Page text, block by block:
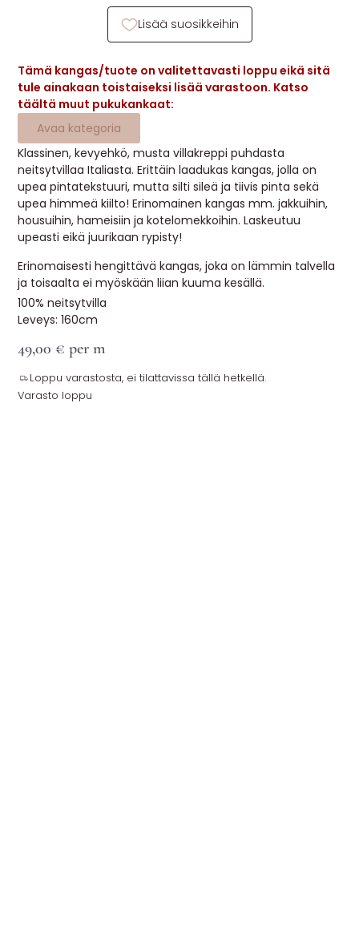
OHJEITA
USEIN KYSYTTYÄ
OTA YHTEYTTÄ
Tämä kangas/tuote on valitettavasti loppu eikä sitä
tule ainakaan toistaiseksi lisää varastoon. Katso
täältä muut pukukankaat:
Avaa kategoria
Klassinen, kevyehkö, musta villakreppi puhdasta
neitsytvillaa Italiasta. Erittäin laadukas kangas, jolla on
upea pintatekstuuri, mutta silti sileä ja tiivis pinta sekä
upea himmeä kiilto! Erinomainen kangas mm. jakkuihin,
housuihin, hameisiin ja kotelomekkoihin. Laskeutuu
upeasti eikä juurikaan rypisty!
Erinomaisesti hengittävä kangas, joka on lämmin talvella
ja toisaalta ei myöskään liian kuuma kesällä.
100% neitsytvilla
Leveys: 160cm
49,00 € per m
Loppu varastosta, ei tilattavissa tällä hetkellä.
Varasto loppu
Lisää suosikkeihin